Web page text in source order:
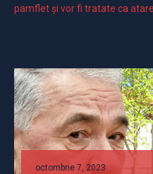
pamflet și vor fi tratate ca atare.
octombrie 7, 2023